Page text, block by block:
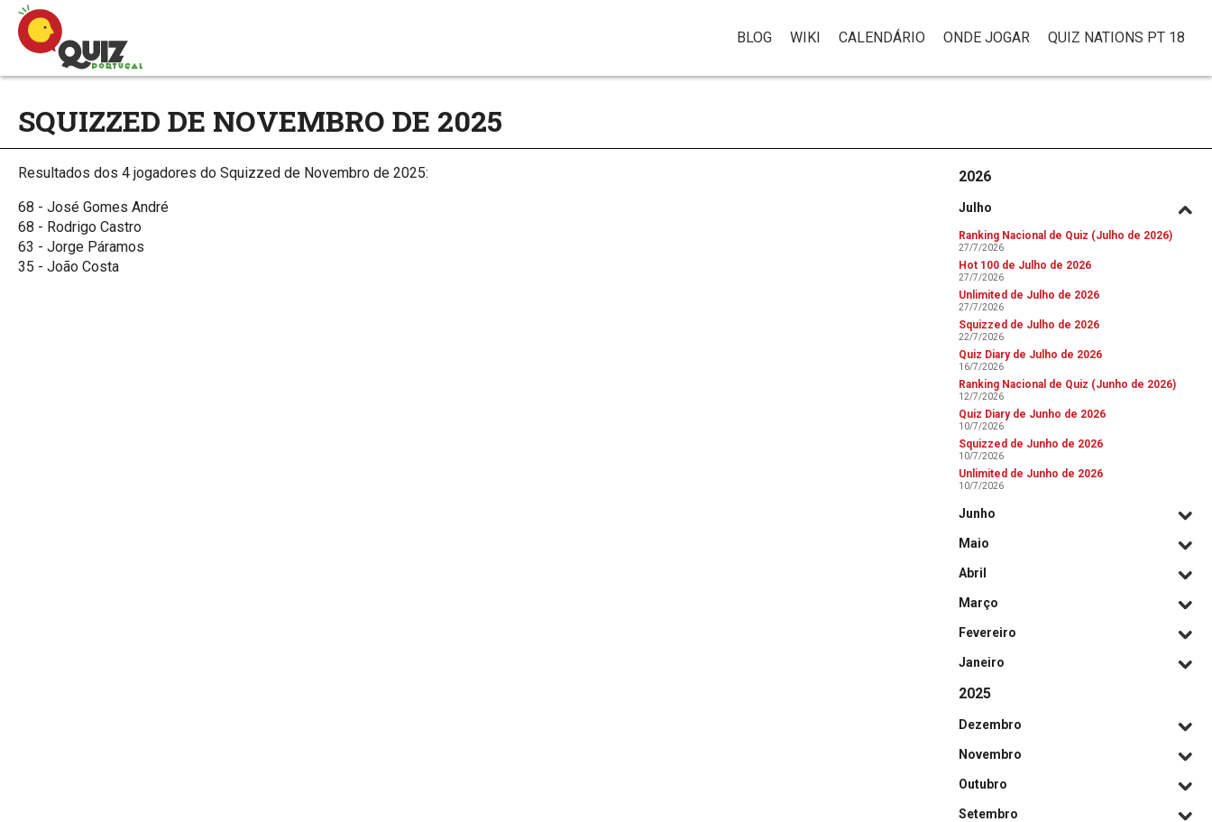
BLOG WIKI CALENDÁRIO ONDE JOGAR QUIZ NATIONS PT 18
SQUIZZED DE NOVEMBRO DE 2025
2026
Julho
Ranking Nacional de Quiz (Julho de 2026)
27/7/2026
Hot 100 de Julho de 2026
27/7/2026
Unlimited de Julho de 2026
27/7/2026
Squizzed de Julho de 2026
22/7/2026
Quiz Diary de Julho de 2026
16/7/2026
Ranking Nacional de Quiz (Junho de 2026)
12/7/2026
Quiz Diary de Junho de 2026
10/7/2026
Squizzed de Junho de 2026
10/7/2026
Unlimited de Junho de 2026
10/7/2026
Junho
Maio
Abril
Março
Fevereiro
Janeiro
2025
Dezembro
Novembro
Outubro
Setembro
Resultados dos 4 jogadores do Squizzed de Novembro de 2025:
68 - José Gomes André
68 - Rodrigo Castro
63 - Jorge Páramos​
35 - João Costa